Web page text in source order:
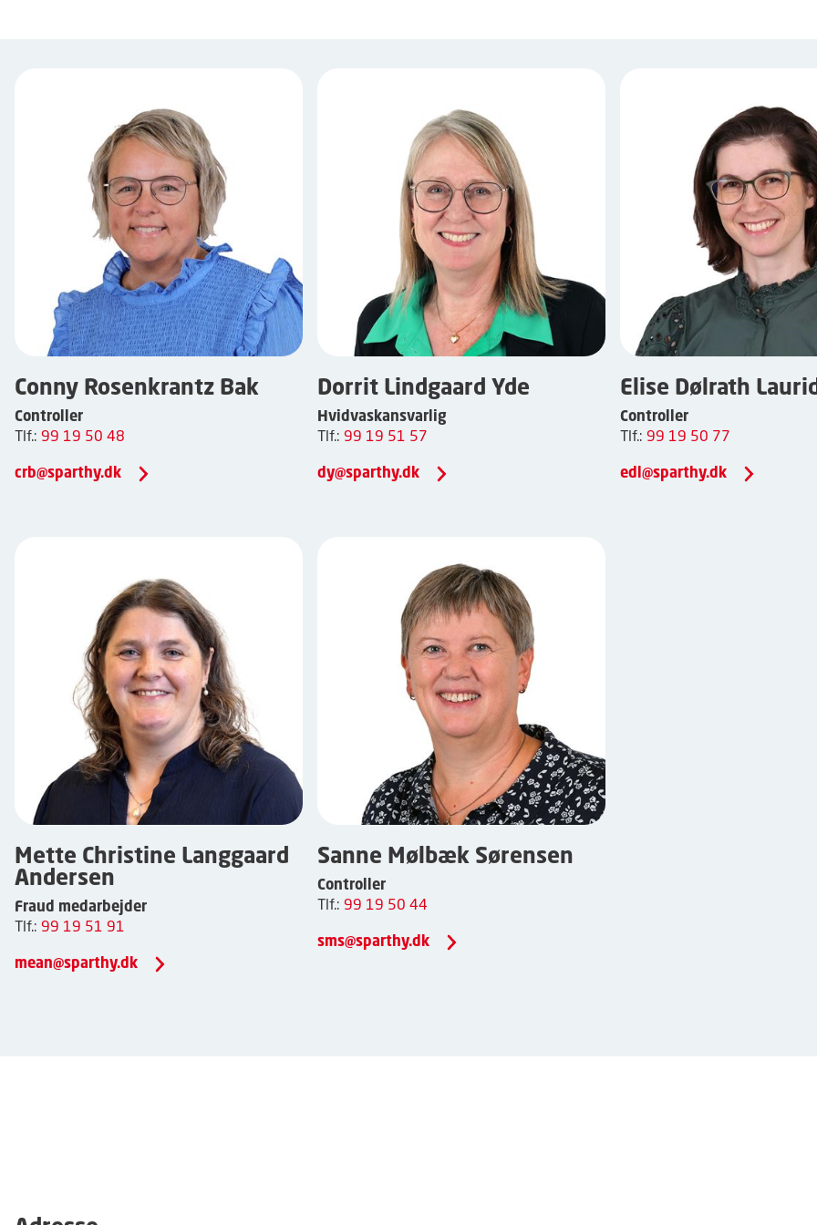
Conny Rosenkrantz Bak
Controller
Tlf.: 99 19 50 48
crb@sparthy.dk
Dorrit Lindgaard Yde
Hvidvaskansvarlig
Tlf.: 99 19 51 57
dy@sparthy.dk
Elise Dølrath
Controller
Tlf.: 99 19 50 77
edl@sparthy.dk
Mette Christine Langgaard
Andersen
Fraud medarbejder
Tlf.: 99 19 51 91
mean@sparthy.dk
Sanne Mølbæk Sørensen
Controller
Tlf.: 99 19 50 44
sms@sparthy.dk